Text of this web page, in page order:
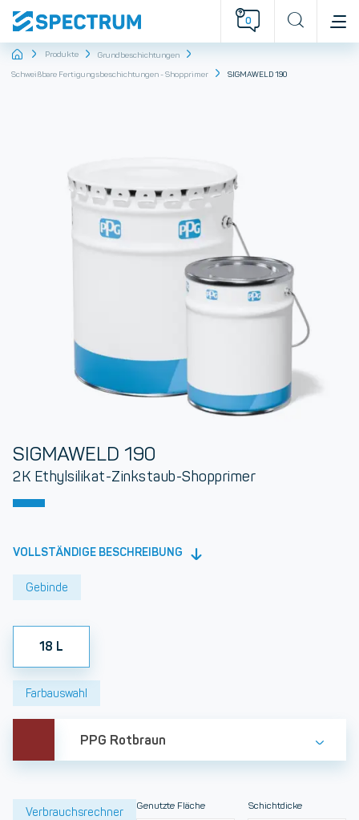
0
StartseiteProdukte
Grundbeschichtungen
Schweißbare Fertigungsbeschichtungen - Shopprimer
SIGMAWELD 190
SIGMAWELD 190
2K Ethylsilikat-Zinkstaub-Shopprimer
VOLLSTÄNDIGE BESCHREIBUNG
Gebinde
18 L
Farbauswahl
PPG Rotbraun
Verbrauchsrechner Genutzte Fläche Schichtdicke